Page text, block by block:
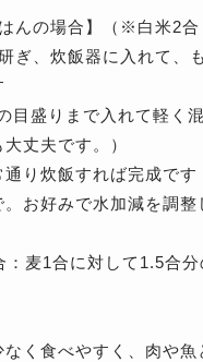
んの場合】（※白米2合
ぎ、炊飯器に入れて、
目盛りまで入れて軽く
丈夫です。）
通り炊飯すれば完成です
お好みで水加減を調整
：麦1合に対して1.5合分
く食べやすく、肉や魚